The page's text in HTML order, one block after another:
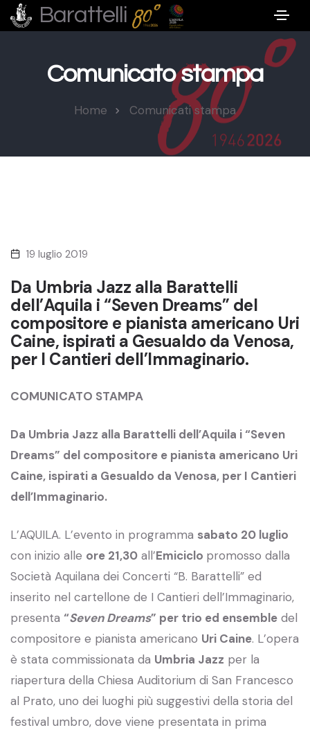
Barattelli
Comunicato stampa
Home Comunicati stampa
19 luglio 2019
Da Umbria Jazz alla Barattelli
dell’Aquila i “Seven Dreams” del
compositore e pianista americano Uri
Caine, ispirati a Gesualdo da Venosa,
per I Cantieri dell’Immaginario.
COMUNICATO STAMPA
Da Umbria Jazz alla Barattelli dell’Aquila i “Seven
Dreams” del compositore e pianista americano Uri
Caine, ispirati a Gesualdo da Venosa, per I Cantieri
dell’Immaginario.
L’AQUILA. L’evento in programma sabato 20 luglio
con inizio alle ore 21,30 all’Emiciclo promosso dalla
Società Aquilana dei Concerti “B. Barattelli” ed
inserito nel cartellone de I Cantieri dell’Immaginario,
presenta “Seven Dreams” per trio ed ensemble del
compositore e pianista americano Uri Caine. L’opera
è stata commissionata da Umbria Jazz per la
riapertura della Chiesa Auditorium di San Francesco
al Prato, uno dei luoghi più suggestivi della storia del
festival umbro, dove viene presentata in prima